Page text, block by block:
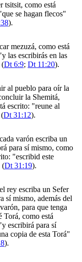
tsitsit, como está
se hagan flecos"
).
mezuzá, como está
las escribirás en las
(Dt 6:9; Dt 11:20).
al pueblo para oír la
la Shemitá,
escrito: "reune al
Dt 31:12).
varón escriba un
para sí mismo, como
"escribid este
(Dt 31:19).
rey escriba un Sefer
sí mismo, además del
para que tenga
Torá, como está
escribirá para sí
copia de esta Torá"
).